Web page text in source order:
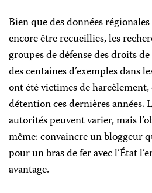
Bien que des données
encore être recueillies, les
groupes de défense des droits
des centaines d’exemples dans
ont été victimes de
détention ces dernières années.
autorités peuvent varier, mais
même: convaincre un bloggeur
pour un bras de fer avec l’État
avantage.